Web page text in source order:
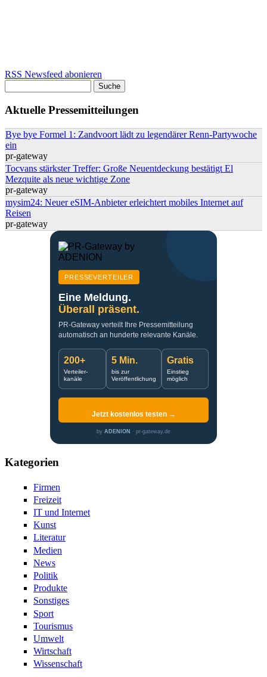
RSS Newsfeed abonieren
Aktuelle Pressemitteilungen
Bye bye Formel 1: Zandvoort lädt zu legendärer Renn-Partywoche
ein
pr-gateway
Tocvans stärkster Treffer: Große Neuentdeckung bestätigt El
Mezquite als neue wichtige Zone
pr-gateway
mysim24: Neuer eSIM-Anbieter erleichtert mobiles Internet auf
Reisen
pr-gateway
PRESSEVERTEILER
Eine Meldung.
Überall präsent.
PR-Gateway verteilt Ihre Pressemitteilung
automatisch an hunderte relevante Kanäle.
200+
Verteiler-
kanäle
5 Min.
bis zur
Veröffentlichung
Gratis
Einstieg
möglich
Jetzt kostenlos testen →
by ADENION · pr-gateway.de
Kategorien
Firmen
Freizeit
IT und Internet
Kunst
Literatur
Medien
News
Politik
Produkte
Sonstiges
Sport
Tourismus
Umwelt
Wirtschaft
Wissenschaft